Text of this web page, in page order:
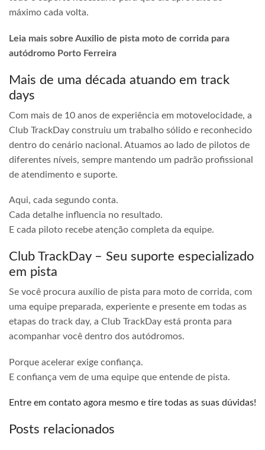
máximo cada volta.
Leia mais sobre Auxilio de pista moto de corrida para
autódromo Porto Ferreira
Mais de uma década atuando em track
days
Com mais de 10 anos de experiência em motovelocidade, a
Club TrackDay construiu um trabalho sólido e reconhecido
dentro do cenário nacional. Atuamos ao lado de pilotos de
diferentes níveis, sempre mantendo um padrão profissional
de atendimento e suporte.
Aqui, cada segundo conta.
Cada detalhe influencia no resultado.
E cada piloto recebe atenção completa da equipe.
Club TrackDay – Seu suporte especializado
em pista
Se você procura auxílio de pista para moto de corrida, com
uma equipe preparada, experiente e presente em todas as
etapas do track day, a Club TrackDay está pronta para
acompanhar você dentro dos autódromos.
Porque acelerar exige confiança.
E confiança vem de uma equipe que entende de pista.
Entre em contato agora mesmo e tire todas as suas dúvidas!
Posts relacionados